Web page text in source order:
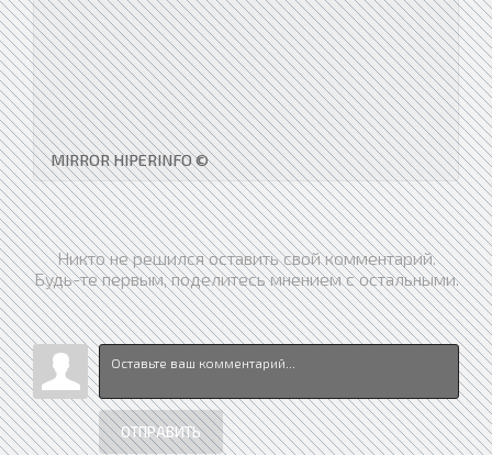
MIRROR HIPERINFO ©
Никто не решился оставить свой комментарий.
Будь-те первым, поделитесь мнением с остальными.
ОТПРАВИТЬ